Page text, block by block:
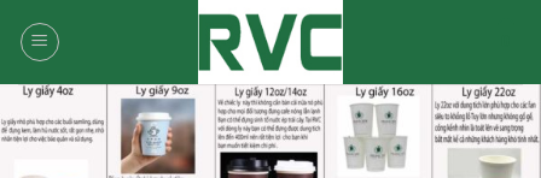
qua
dung